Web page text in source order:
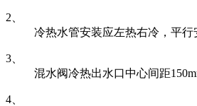
2、
冷热水管安装应左热右冷，平
3、
混水阀冷热出水口中心间距
4、